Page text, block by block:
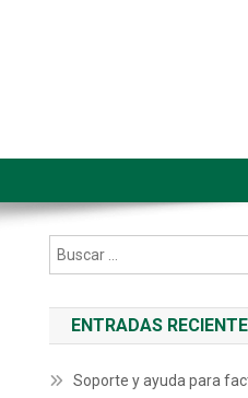
ENTRADAS
Soporte y ayuda para